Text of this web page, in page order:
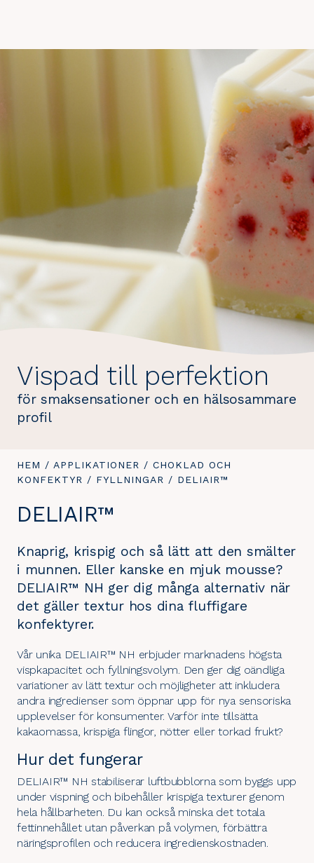
Vispad till perfektion
för smaksensationer och en hälsosammare
profil
DU
ÄR
HEM / APPLIKATIONER / CHOKLAD OCH
KONFEKTYR / FYLLNINGAR / DU
DELIAIR™
DELIAIR™
Knaprig, krispig och så lätt att den smälter
i munnen. Eller kanske en mjuk mousse?
DELIAIR™ NH ger dig många alternativ när
det gäller textur hos dina fluffigare
konfektyrer.
Vår unika DELIAIR™ NH erbjuder marknadens högsta
vispkapacitet och fyllningsvolym. Den ger dig oändliga
variationer av lätt textur och möjligheter att inkludera
andra ingredienser som öppnar upp för nya sensoriska
upplevelser för konsumenter. Varför inte tillsätta
kakaomassa, krispiga flingor, nötter eller torkad frukt?
Hur det fungerar
DELIAIR™ NH stabiliserar luftbubblorna som byggs upp
under vispning och bibehåller krispiga texturer genom
hela hållbarheten. Du kan också minska det totala
fettinnehållet utan påverkan på volymen, förbättra
näringsprofilen och reducera ingredienskostnaden.